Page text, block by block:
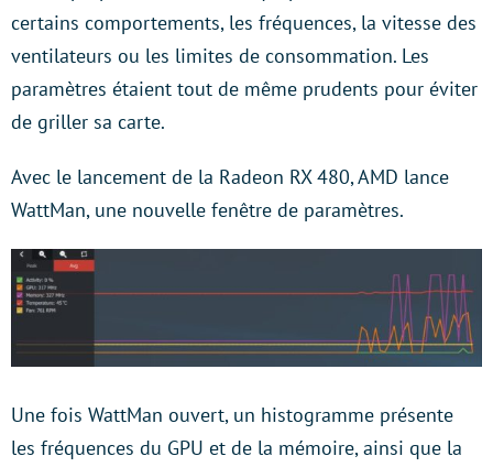
certains comportements, les fréquences, la vitesse des
ventilateurs ou les limites de consommation. Les
paramètres étaient tout de même prudents pour éviter
de griller sa carte.
Avec le lancement de la Radeon RX 480, AMD lance
WattMan, une nouvelle fenêtre de paramètres.
Une fois WattMan ouvert, un histogramme présente
les fréquences du GPU et de la mémoire, ainsi que la